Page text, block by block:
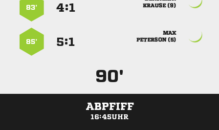
 
:
83’

 
:
85’
90'
ABPFIFF
16:45UHR